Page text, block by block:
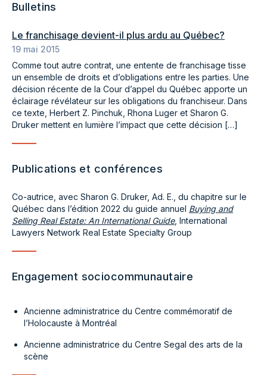
Bulletins
Le franchisage devient-il plus ardu au Québec?
19 mai 2015
Comme tout autre contrat, une entente de franchisage tisse
un ensemble de droits et d’obligations entre les parties. Une
décision récente de la Cour d’appel du Québec apporte un
éclairage révélateur sur les obligations du franchiseur. Dans
ce texte, Herbert Z. Pinchuk, Rhona Luger et Sharon G.
Druker mettent en lumière l’impact que cette décision […]
Publications et conférences
Co-autrice, avec Sharon G. Druker, Ad. E., du chapitre sur le
Québec dans l’édition 2022 du guide annuel Buying and
Selling Real Estate: An International Guide, International
Lawyers Network Real Estate Specialty Group
Engagement sociocommunautaire
Ancienne administratrice du Centre commémoratif de
l’Holocauste à Montréal
Ancienne administratrice du Centre Segal des arts de la
scène